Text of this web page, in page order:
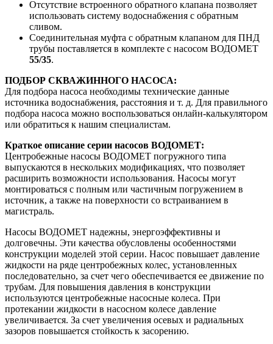
Отсутствие встроенного обратного клапана позволяет
использовать систему водоснабжения с обратным
сливом.
Соединительная муфта с обратным клапаном для ПНД
трубы поставляется в комплекте с насосом ВОДОМЕТ
55/35.
ПОДБОР СКВАЖИННОГО НАСОСА:
Для подбора насоса необходимы технические данные
источника водоснабжения, расстояния и т. д. Для правильного
подбора насоса можно воспользоваться онлайн-калькулятором
или обратиться к нашим специалистам.
Краткое описание серии насосов ВОДОМЕТ:
Центробежные насосы ВОДОМЕТ погружного типа
выпускаются в нескольких модификациях, что позволяет
расширить возможности использования. Насосы могут
монтироваться с полным или частичным погружением в
источник, а также на поверхности со встраиванием в
магистраль.
Насосы ВОДОМЕТ надежны, энергоэффективны и
долговечны. Эти качества обусловлены особенностями
конструкции моделей этой серии. Насос повышает давление
жидкости на ряде центробежных колес, установленных
последовательно, за счет чего обеспечивается ее движение по
трубам. Для повышения давления в конструкции
используются центробежные насосные колеса. При
протекании жидкости в насосном колесе давление
увеличивается. За счет увеличения осевых и радиальных
зазоров повышается стойкость к засорению.